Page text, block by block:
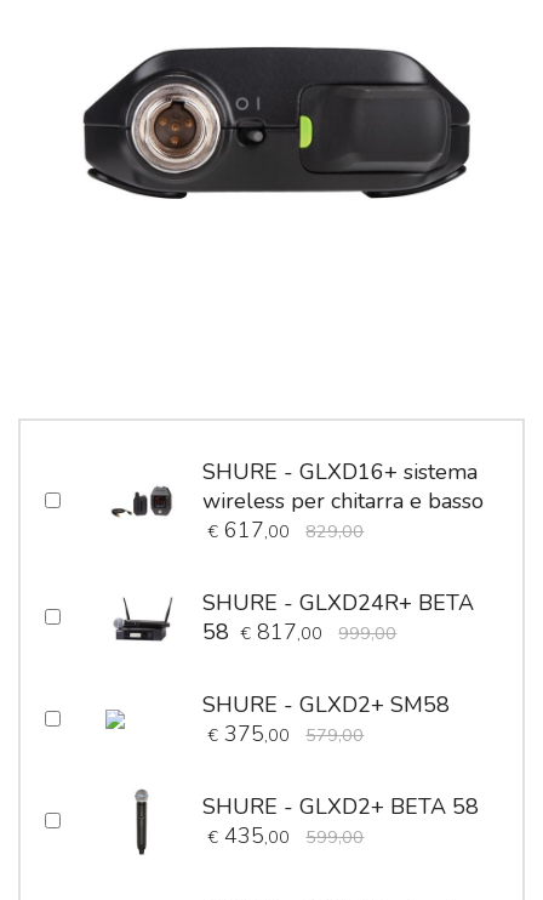
SHURE - GLXD16+ sistema
wireless per chitarra e basso
€ 617,00 829,00
SHURE - GLXD24R+ BETA
58 € 817,00 999,00
SHURE - GLXD2+ SM58
€ 375,00 579,00
SHURE - GLXD2+ BETA 58
€ 435,00 599,00